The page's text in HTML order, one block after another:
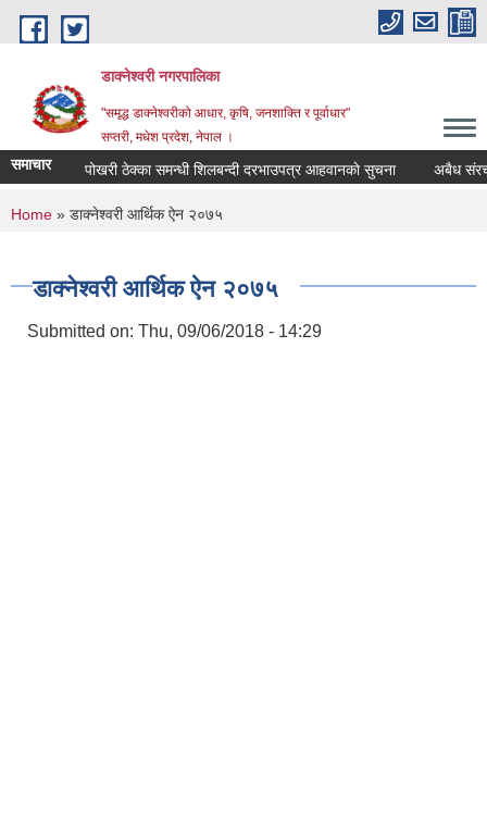
Skip to main content
डाक्नेश्वरी नगरपालिका
"समृद्ध डाक्नेश्वरीको आधार, कृषि, जनशाक्ति र पूर्वाधार"
सप्तरी, मधेश प्रदेश, नेपाल ।
समाचार पोखरी ठेक्का समन्धी शिलबन्दी दरभाउपत्र आहवानकाे सुचना अबैध संरचना
You are here
Home » डाक्नेश्वरी आर्थिक ऐन २०७५
डाक्नेश्वरी आर्थिक ऐन २०७५
Submitted on: Thu, 09/06/2018 - 14:29